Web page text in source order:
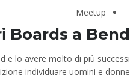
Meetup
Boards a Bend
e lo avere molto di più successi
individuare uomini e donne